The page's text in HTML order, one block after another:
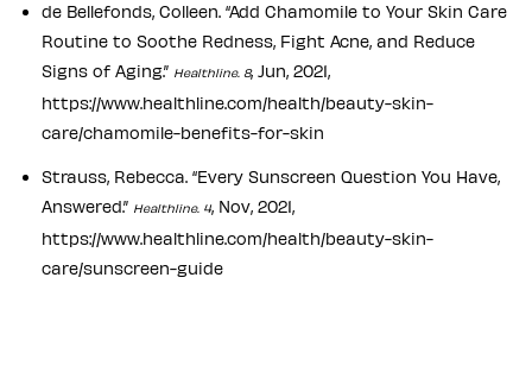
de Bellefonds, Colleen. “Add Chamomile to Your Skin Care
Routine to Soothe Redness, Fight Acne, and Reduce
Signs of Aging.” Healthline. 8, Jun, 2021,
https://www.healthline.com/health/beauty-skin-
care/chamomile-benefits-for-skin
Strauss, Rebecca. “Every Sunscreen Question You Have,
Answered.” Healthline. 4, Nov, 2021,
https://www.healthline.com/health/beauty-skin-
care/sunscreen-guide